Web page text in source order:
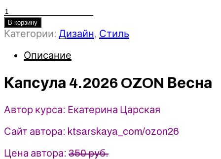
Количество
товара
Капсула
OZON
-
Екатерина
В корзину
Категории: Дизайн, Стиль
Описание
Капсула 4.2026 OZON Весна
Автор курса: Екатерина Царская
Сайт автора: ktsarskaya_com/ozon26
Цена автора: 350 руб.